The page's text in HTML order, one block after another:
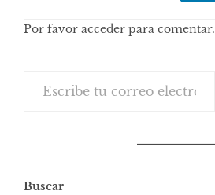
comentarios
Por favor acceder para comentar.
Buscar